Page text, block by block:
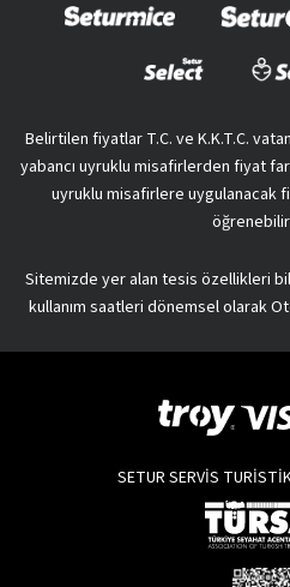
Belirtilen fiyatlar T.C. ve K.K.T.C.
yabancı uyruklu misafirlerden fiyat
uyruklu misafirlere uygulanacak
Sitemizde yer alan tesis özellikleri
kullanım saatleri dönemsel olarak
SETUR SERVİS